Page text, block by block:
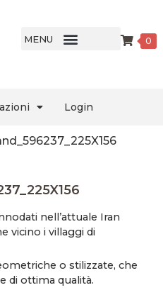
MENU 0
Login
nell’attuale Iran
vicino i villaggi di
o stilizzate, che
di ottima qualità.